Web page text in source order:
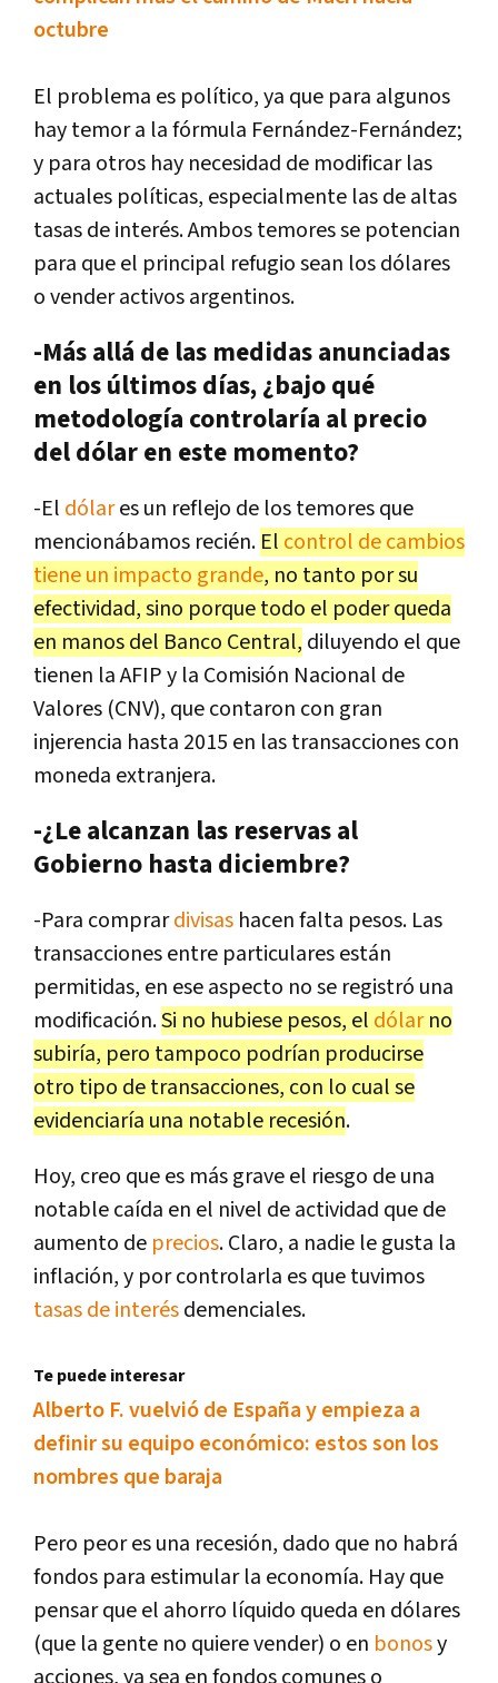
octubre
El problema es político, ya que para algunos
hay temor a la fórmula Fernández-Fernández;
y para otros hay necesidad de modificar las
actuales políticas, especialmente las de altas
tasas de interés. Ambos temores se potencian
para que el principal refugio sean los dólares
o vender activos argentinos.
-Más allá de las medidas anunciadas
en los últimos días, ¿bajo qué
metodología controlaría al precio
del dólar en este momento?
-El dólares un reflejo de los temores que
mencionábamos recién. El control de cambios
tiene un impacto grande, no tanto por su
efectividad, sino porque todo el poder queda
en manos del Banco Central, diluyendo el que
tienen la AFIP y la Comisión Nacional de
Valores (CNV), que contaron con gran
injerencia hasta 2015 en las transacciones con
moneda extranjera.
-¿Le alcanzan las reservas al
Gobierno hasta diciembre?
-Para comprardivisas hacen falta pesos. Las
transacciones entre particulares están
permitidas, en ese aspecto no se registró una
modificación.Si no hubiese pesos, el dólarno
subiría, pero tampoco podrían producirse
otro tipo de transacciones, con lo cual se
evidenciaría una notable recesión.
Hoy, creo que es más grave el riesgo de una
notable caída en el nivel de actividad que de
aumento de precios. Claro, a nadie le gusta la
inflación, y por controlarla es que tuvimos
tasas de interésdemenciales.
Te puede interesar
Alberto F. vuelvió de España y empieza a
definir su equipo económico: estos son los
nombres que baraja
Pero peor es una recesión, dado que no habrá
fondos para estimular la economía. Hay que
pensar que el ahorro líquido queda en dólares
(que la gente no quiere vender) o en bonosy